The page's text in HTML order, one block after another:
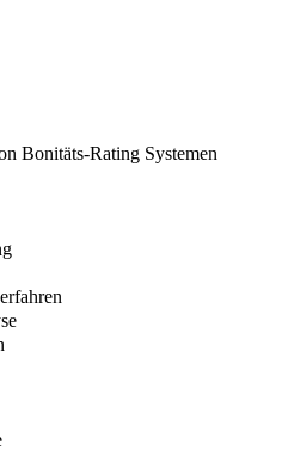
Bonitäts-Rating Systemen